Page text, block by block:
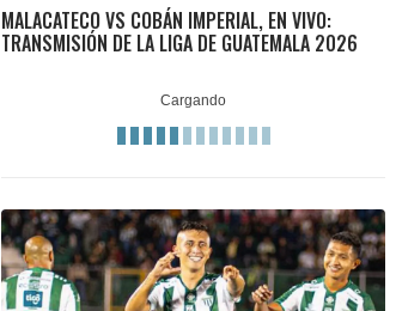
MALACATECO VS COBÁN IMPERIAL, EN VIVO:
TRANSMISIÓN DE LA LIGA DE GUATEMALA 2026